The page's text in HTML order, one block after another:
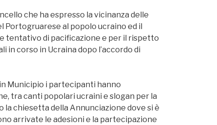
che ha espresso la vicinanza delle
Portogruarese al popolo ucraino ed il
tentativo di pacificazione e per il rispetto
in corso in Ucraina dopo l’accordo di
Municipio i partecipanti hanno
tra canti popolari ucraini e slogan per la
la chiesetta della Annunciazione dove si è
arrivate le adesioni e la partecipazione